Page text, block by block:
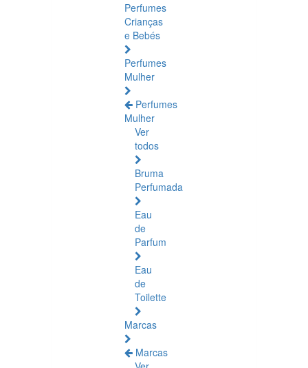
Perfumes
Crianças
e Bebés
Perfumes
Mulher
Perfumes
Mulher
Ver
todos
Bruma
Perfumada
Eau
de
Parfum
Eau
de
Toilette
Marcas
Marcas